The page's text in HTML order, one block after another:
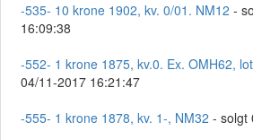
-535- 10 krone 1902, kv. 0/01. NM12 -
16:09:38
-552- 1 krone 1875, kv.0. Ex. OMH62,
04/11-2017 16:21:47
-555- 1 krone 1878, kv. 1-, NM32 - solgt